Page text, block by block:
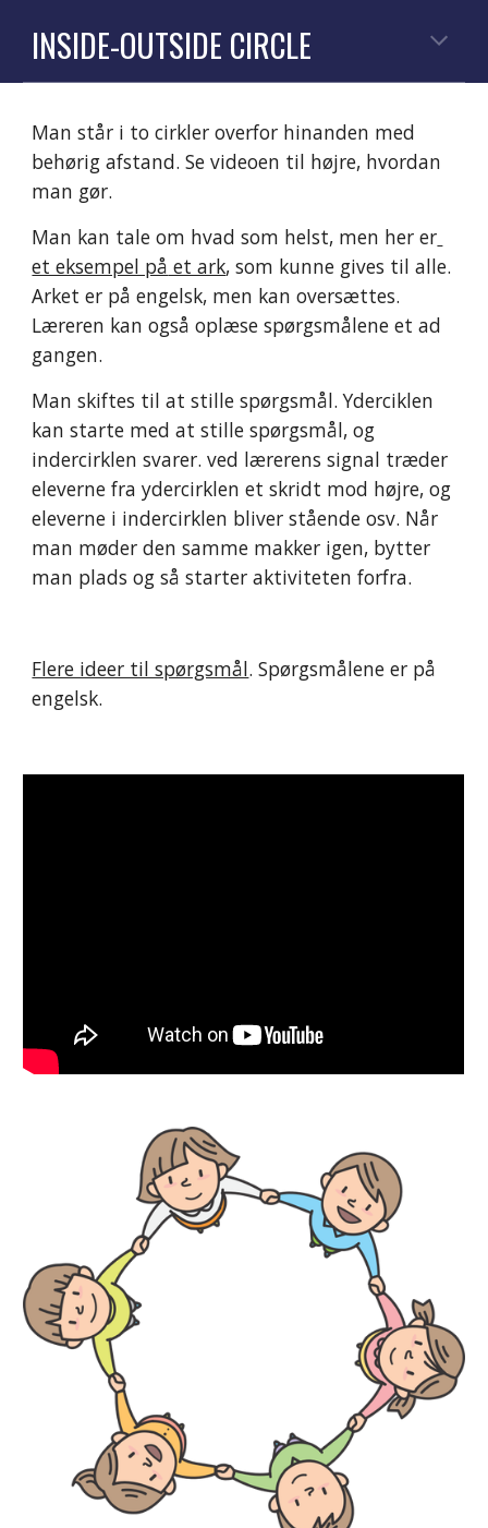
INSIDE-OUTSIDE CIRCLE
Man står i to cirkler overfor hinanden med
behørig afstand. Se videoen til højre, hvordan
man gør.
Man kan tale om hvad som helst, men her er
et eksempel på et ark, som kunne gives til alle.
Arket er på engelsk, men kan oversættes.
Læreren kan også oplæse spørgsmålene et ad
gangen.
Man skiftes til at stille spørgsmål. Yderciklen
indercirklen svarer. ved lærerens signal træder
eleverne fra ydercirklen et skridt mod højre, og
eleverne i indercirklen bliver stående osv. Når
man møder den samme makker igen, bytter
man plads og så starter aktiviteten forfra.
Flere ideer til spørgsmål. Spørgsmålene er på
engelsk.